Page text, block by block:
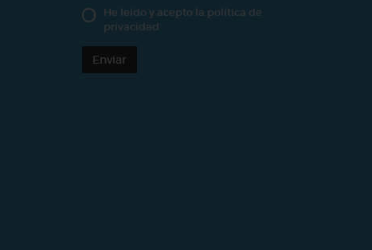
He leído y acepto la política de
privacidad
Enviar